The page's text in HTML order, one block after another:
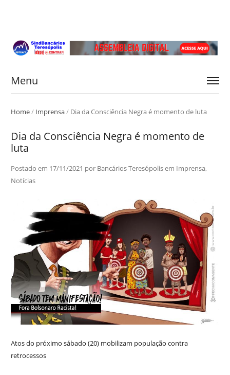
Menu
Home/ Imprensa/ Dia da Consciência Negra é momento de luta
Dia da Consciência Negra é momento de
luta
Postado em 17/11/2021 por Bancários Teresópolisem Imprensa,
Notícias
Atos do próximo sábado (20) mobilizam população contra
retrocessos